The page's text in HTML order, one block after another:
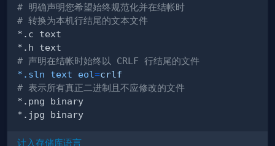
# 明确声明您希望始终规范化并在结帐时
# 转换为本机行结尾的文本文件
# 声明在结帐时始终以 CRLF 行结尾的文件
*.sln text eol=crlf
# 表示所有真正二进制且不应修改的文件
计入存储库语言